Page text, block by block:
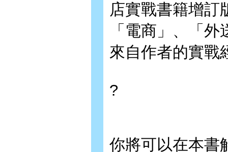
店實戰書籍增訂
「電商」、「
來自作者的實戰
?
你將可以在本書